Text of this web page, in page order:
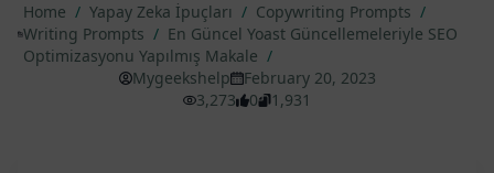
Home / Yapay Zeka İpuçları / Copywriting Prompts /
Writing Prompts / En Güncel Yoast Güncellemeleriyle SEO
Optimizasyonu Yapılmış Makale /
Mygeekshelp
February 20, 2023
3,273
0 1,931